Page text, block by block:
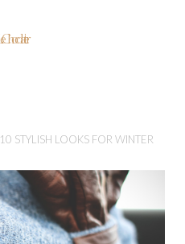
10 STYLISH LOOKS FOR WINTER